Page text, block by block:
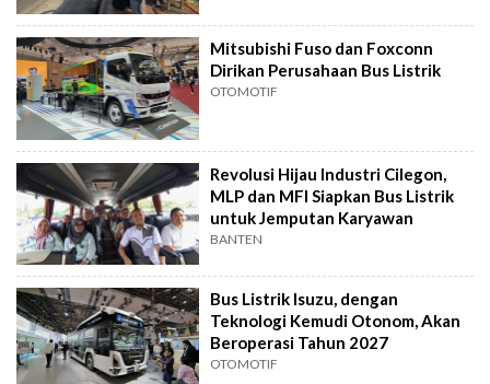
Mitsubishi Fuso dan Foxconn
Dirikan Perusahaan Bus Listrik
OTOMOTIF
Revolusi Hijau Industri Cilegon,
MLP dan MFI Siapkan Bus Listrik
untuk Jemputan Karyawan
BANTEN
Bus Listrik Isuzu, dengan
Teknologi Kemudi Otonom, Akan
Beroperasi Tahun 2027
OTOMOTIF